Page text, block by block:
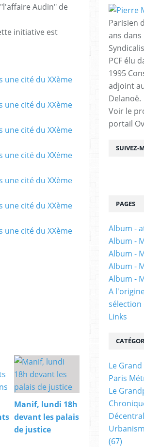
Audin" de
initiative est
Manif, lundi 18h
devant les palais
de justice
SUIVEZ-
Parisien
ans
PCF élu
1995
adjoint
Delanoë.
Voir le
portail
PAGES
Album -
Album -
Album -
Album -
Album -
A
sélection
Links
Le
Paris
Le
(67)